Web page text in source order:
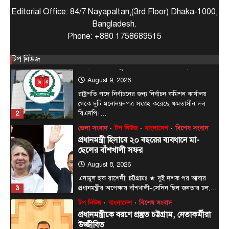
Editorial Office: 84/7 Nayapaltan,(3rd Floor) Dhaka-1000,
Bangladesh.
Phone: +880 1758689515
টপ নিউজ
রাষ্ট্রপতি পদে নির্বাচনের জন্য নির্বাচন কমিশন কার্যালয়
থেকে দুটি মনোনয়নপত্র সংগ্রহ করেছে ক্ষমতাসীন দল
বিএনপি।…
3
প্রধানমন্ত্রী হিসাবে ২০ বছরের ব্যবধানে মা-
ছেলের বাঁশখালী সফর
August 8, 2026
এনামুল হক রাশেদী, চট্টগ্রামঃ ★ দুই দশক পর আবার
প্রধানমন্ত্রীর অপেক্ষায় বাঁশখালী—সেদিন ছিল জনতার ঢল,…
4
প্রধানমন্ত্রীকে বরণে প্রস্তুত চট্টগ্রাম, নেতাকর্মীরা
উজ্জীবিত
চট্টগ্রাম, (বাসস) : প্রধানমন্ত্রী হিসেবে দায়িত্ব গ্রহণের পর
প্রথমবার চট্টগ্রাম সফরে আসছেন তারেক রহমান।
আগামী…
আন্তর্জাতিক
টপ নিউজ
সৌদি, তুরস্ক ও পাকিস্তানের মধ্যে প্রতিরক্ষা চুক্তি